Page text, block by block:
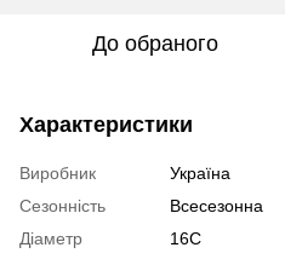
До обраного
Характеристики
Виробник
Україна
Сезонність
Всесезонна
Діаметр
16C